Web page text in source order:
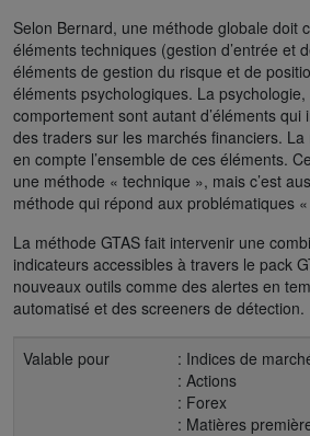
Selon Bernard, une méthode globale doit
éléments techniques (gestion d’entrée et
éléments de gestion du risque et de
éléments psychologiques. La
comportement sont autant d’éléments qui
des traders sur les marchés financiers. La
en compte l’ensemble de ces éléments.
une méthode « technique », mais c’est
méthode qui répond aux problématiques
La méthode GTAS fait intervenir une
indicateurs accessibles à travers le pack
nouveaux outils comme des alertes en
automatisé et des screeners de détection.
Valable pour
: Indices de
: Actions
: Forex
: Matières